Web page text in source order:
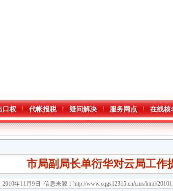
口权 代帐报税 疑问解决 服务网点 在线核
市局副局长单衍华对云局工作
年11月9日 信息来源： http://www.cqgs12315.cn/cms/html/